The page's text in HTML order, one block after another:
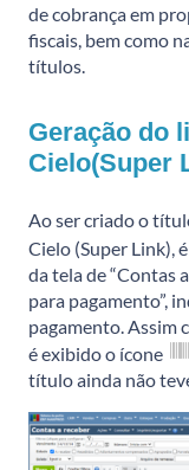
de cobrança em
fiscais, bem como
títulos.
Geração do
Cielo(Super
Ao ser criado o
Cielo (Super Link),
da tela de “Contas
para pagamento”,
pagamento. Assim
é exibido o ícone
título ainda não